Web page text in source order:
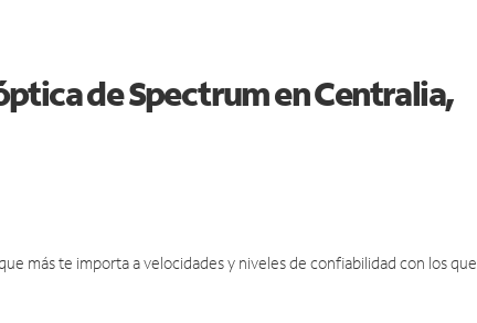
de Spectrum en Centralia,
más te importa a velocidades y niveles de confiabilidad con los que